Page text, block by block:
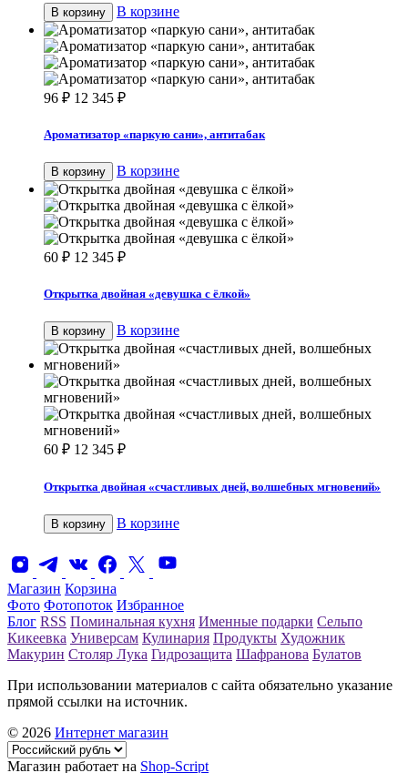
В корзину В корзине
96 ₽ 12 345 ₽
Ароматизатор «паркую сани», антитабак
В корзину В корзине
60 ₽ 12 345 ₽
Открытка двойная «девушка с ёлкой»
В корзину В корзине
60 ₽ 12 345 ₽
Открытка двойная «счастливых дней, волшебных мгновений»
В корзину В корзине
Магазин Корзина
Фото Фотопоток Избранное
Блог RSS Поминальная кухня Именные подарки Сельпо
Кикеевка Универсам Кулинария Продукты Художник
Макурин Столяр Лука Гидрозащита Шафранова Булатов
При использовании материалов с сайта обязательно указание
прямой ссылки на источник.
© 2026 Интернет магазин
Магазин работает на Shop-Script